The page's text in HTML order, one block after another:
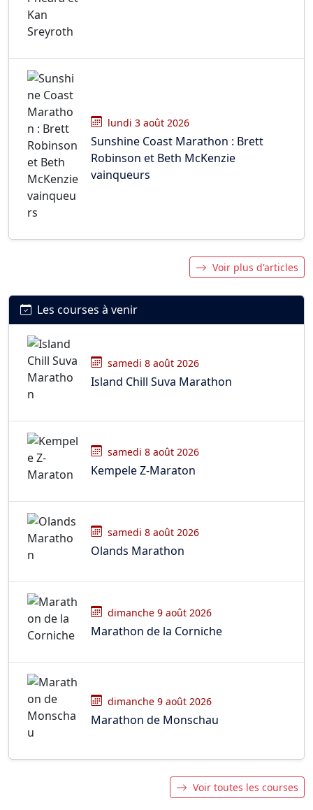
lundi 3 août 2026
Sunshine Coast Marathon : Brett
Robinson et Beth McKenzie
vainqueurs
Voir plus d'articles
Les courses à venir
samedi 8 août 2026
Island Chill Suva Marathon
samedi 8 août 2026
Kempele Z-Maraton
samedi 8 août 2026
Olands Marathon
dimanche 9 août 2026
Marathon de la Corniche
dimanche 9 août 2026
Marathon de Monschau
Voir toutes les courses